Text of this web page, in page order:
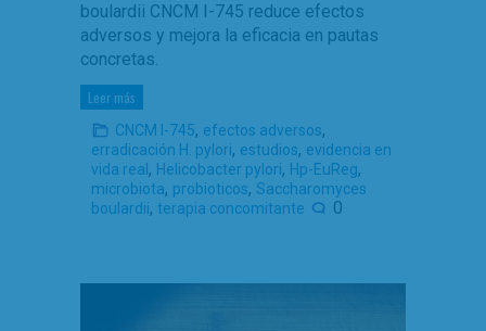
boulardii CNCM I-745 reduce efectos
adversos y mejora la eficacia en pautas
concretas.
Leer más
CNCM I-745, efectos adversos,
erradicación H. pylori, estudios, evidencia en
vida real , Helicobacter pylori, Hp-EuReg,
microbiota, probioticos, Saccharomyces
boulardii, terapia concomitante 0